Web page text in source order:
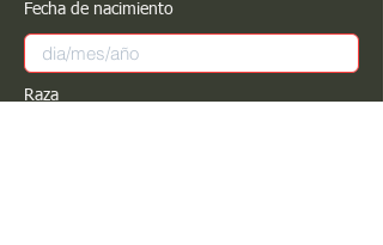
Fecha de nacimiento
Raza